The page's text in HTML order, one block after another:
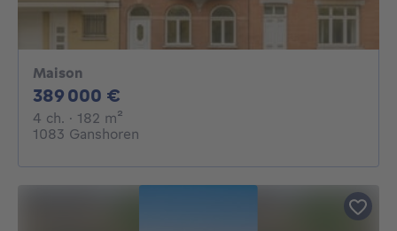
Maison
389 000 €
4 ch. 4 chambres
· 182 m²
1083 Ganshoren